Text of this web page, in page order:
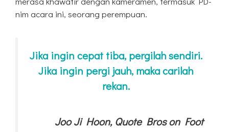
nim acara ini, seorang perempuan.
Jika ingin cepat tiba, pergilah sendiri.
Jika ingin pergi jauh, maka carilah
rekan.
Joo Ji Hoon, Quote Bros on Foot